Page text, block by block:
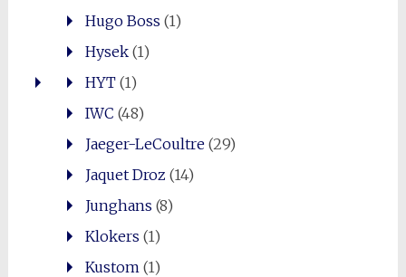
Hugo Boss (1)
Hysek(1)
HYT(1)
IWC (48)
Jaeger-LeCoultre(29)
Jaquet Droz (14)
Junghans (8)
Klokers (1)
Kustom (1)